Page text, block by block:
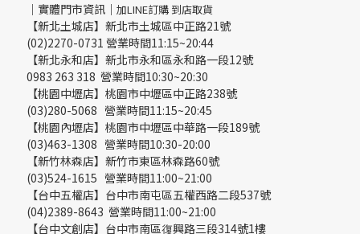
｜實體門市資訊｜ 加LINE訂購 到店取貨
【新北土城店】新北市土城區中正路21號
(02)2270-0731 營業時間11:15~20:44
【新北永和店】新北市永和區永和路一段12號
0983 263 318 營業時間10:30~20:30
【桃園中壢店】桃園市中壢區中正路238號
(03)280-5068 營業時間11:15~20:45
【桃園內壢店】桃園市中壢區中華路一段189號
(03)463-1308 營業時間10:30-20:00
【新竹林森店】新竹市東區林森路60號
(03)524-1615 營業時間11:00~21:00
【台中五權店】台中市南屯區五權西路二段537號
(04)2389-8643 營業時間11:00~21:00
【台中文創店】台中市南區復興路三段314號1樓